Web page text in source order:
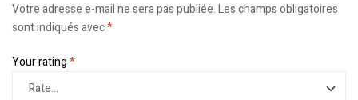
Votre adresse e-mail ne sera pas publiée.Les champs obligatoires
sont indiqués avec*
Your rating*